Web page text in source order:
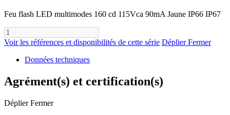
Feu flash LED multimodes 160 cd 115Vca 90mA Jaune IP66 IP67
Voir les références et disponibilités de cette série Déplier Fermer
Données techniques
Agrément(s) et certification(s)
Déplier Fermer